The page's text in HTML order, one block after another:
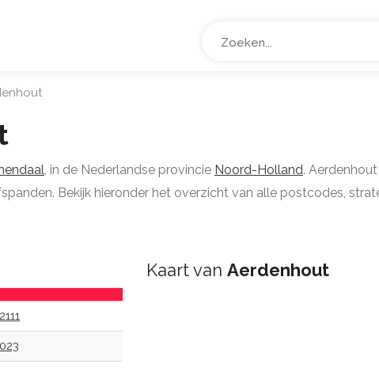
, in de Nederlandse provincie Noord-Holland.
Bekijk hieronder het overzicht van alle postcodes,
2111
023
Kaart van Aerdenhout